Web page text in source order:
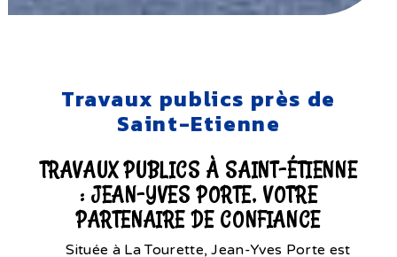
Travaux publics près de
Saint-Etienne
TRAVAUX PUBLICS À SAINT-ÉTIENNE
: JEAN-YVES PORTE, VOTRE
PARTENAIRE DE CONFIANCE
Située à La Tourette, Jean-Yves Porte est